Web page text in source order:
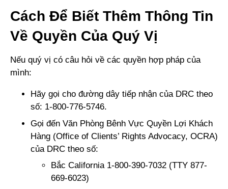
Cách Để Biết Thêm Thông Tin
Về Quyền Của Quý Vị
Nếu quý vị có câu hỏi về các quyền hợp pháp của
mình:
Hãy gọi cho đường dây tiếp nhận của DRC theo
số: 1-800-776-5746.
Gọi đến Văn Phòng Bênh Vực Quyền Lợi Khách
Hàng (Office of Clients’ Rights Advocacy, OCRA)
của DRC theo số:
Bắc California 1-800-390-7032 (TTY 877-
669-6023)